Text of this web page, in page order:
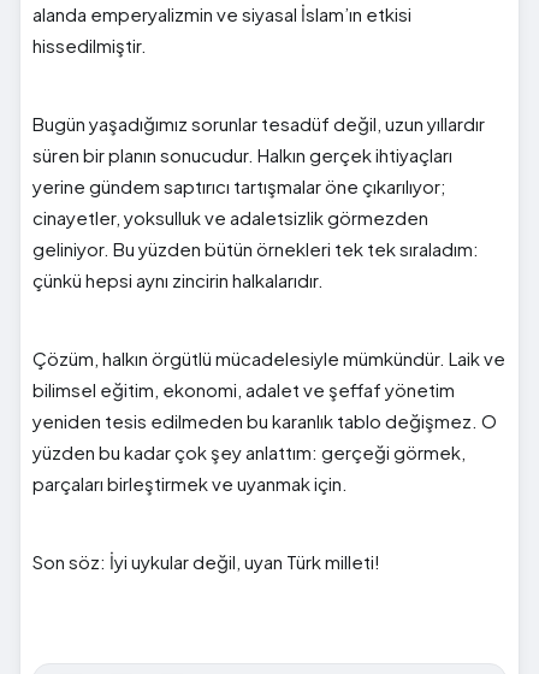
alanda emperyalizmin ve siyasal İslam’ın etkisi
hissedilmiştir.
Bugün yaşadığımız sorunlar tesadüf değil, uzun yıllardır
süren bir planın sonucudur. Halkın gerçek ihtiyaçları
yerine gündem saptırıcı tartışmalar öne çıkarılıyor;
cinayetler, yoksulluk ve adaletsizlik görmezden
geliniyor. Bu yüzden bütün örnekleri tek tek sıraladım:
çünkü hepsi aynı zincirin halkalarıdır.
Çözüm, halkın örgütlü mücadelesiyle mümkündür. Laik ve
bilimsel eğitim, ekonomi, adalet ve şeffaf yönetim
yeniden tesis edilmeden bu karanlık tablo değişmez. O
yüzden bu kadar çok şey anlattım: gerçeği görmek,
parçaları birleştirmek ve uyanmak için.
Son söz: İyi uykular değil, uyan Türk milleti!